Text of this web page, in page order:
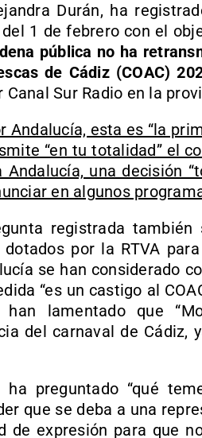
Durán, ha
1 de febrero con el
pública no ha
de Cádiz (COAC)
Canal Sur Radio en la
Andalucía, esta es “la
“en tu totalidad” el
Andalucía, una decisión
en algunos
registrada
dotados por la RTVA
se han considerado
“es un castigo al
han lamentado que
del carnaval de Cádiz,
ha preguntado “qué
que se deba a una
de expresión para que